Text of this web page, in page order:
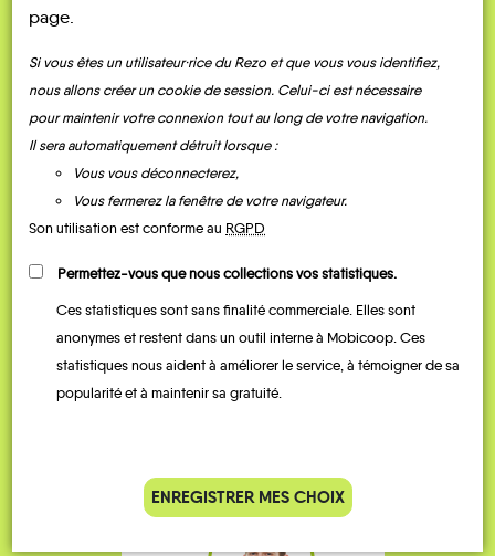
QUELQUES
Témoignages
Je vais bosser en train, mais le
parking de la gare est toujours
complet alors j’ai testé Rezo
Stéphane 36 ans
page.
Si vous êtes un utilisateur·rice du Rezo et que vous vous identifiez,
nous allons créer un cookie de session. Celui-ci est nécessaire
pour maintenir votre connexion tout au long de votre navigation.
Il sera automatiquement détruit lorsque :
Vous vous déconnecterez,
Vous fermerez la fenêtre de votre navigateur.
Son utilisation est conforme au RGPD
Permettez-vous que nous collections vos statistiques.
Ces statistiques sont sans finalité commerciale. Elles sont
anonymes et restent dans un outil interne à Mobicoop. Ces
statistiques nous aident à améliorer le service, à témoigner de sa
popularité et à maintenir sa gratuité.
ENREGISTRER MES CHOIX